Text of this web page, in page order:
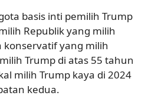
basis inti pemilih Trump
Republik yang milih
konservatif yang milih
Trump di atas 55 tahun
milih Trump kaya di 2024
kedua.